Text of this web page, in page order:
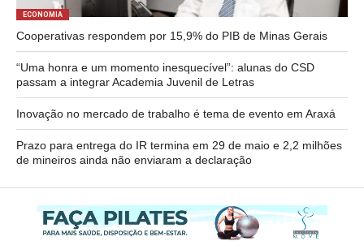
ECONOMIA
Cooperativas respondem por 15,9% do PIB de Minas Gerais
“Uma honra e um momento inesquecível”: alunas do CSD
passam a integrar Academia Juvenil de Letras
Inovação no mercado de trabalho é tema de evento em Araxá
Prazo para entrega do IR termina em 29 de maio e 2,2 milhões
de mineiros ainda não enviaram a declaração